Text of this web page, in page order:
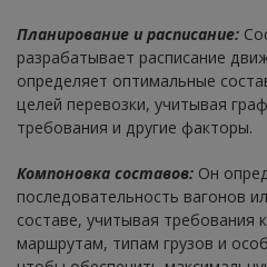
Планирование и расписание:
разрабатывает расписание
определяет оптимальные
целей перевозки, учитывая
требования и другие факторы.
Компоновка составов: Он
последовательность вагонов
составе, учитывая требования
маршрутам, типам грузов и